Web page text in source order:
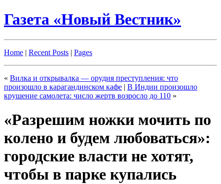
Газета «Новый Вестник»
Home | Recent Posts | Pages
« Вилка и открывалка — орудия преступления: что
произошло в карагандинском кафе | В Индии произошло
крушение самолета: число жертв возросло до 110 »
«Разрешим ножки мочить по
колено и будем любоваться»:
городские власти не хотят,
чтобы в парке купались